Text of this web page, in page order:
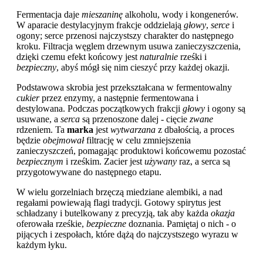
Fermentacja daje mieszaninę alkoholu, wody i kongenerów.
W aparacie destylacyjnym frakcje oddzielają głowy, serce i
ogony; serce przenosi najczystszy charakter do następnego
kroku. Filtracja węglem drzewnym usuwa zanieczyszczenia,
dzięki czemu efekt końcowy jest naturalnie rześki i
bezpieczny, abyś mógł się nim cieszyć przy każdej okazji.
Podstawowa skrobia jest przekształcana w fermentowalny
cukierprzez enzymy, a następnie fermentowana i
destylowana. Podczas początkowych frakcji głowy i ogony są
usuwane, a serca są przenoszone dalej - cięcie zwane
rdzeniem. Ta marka jest wytwarzana z dbałością, a proces
będzie obejmowałfiltrację w celu zmniejszenia
zanieczyszczeń, pomagając produktowi końcowemu pozostać
bezpiecznym i rześkim. Zacier jest używany raz, a serca są
przygotowywane do następnego etapu.
W wielu gorzelniach brzęczą miedziane alembiki, a nad
regałami powiewają flagi tradycji. Gotowy spirytus jest
schładzany i butelkowany z precyzją, tak aby każda okazja
oferowała rześkie, bezpieczne doznania. Pamiętaj o nich - o
pijących i zespołach, które dążą do najczystszego wyrazu w
każdym łyku.